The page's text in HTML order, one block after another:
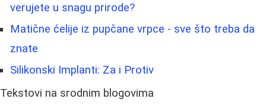
verujete u snagu prirode?
Matične ćelije iz pupčane vrpce - sve što treba da
znate
Silikonski Implanti: Za i Protiv
Tekstovi na srodnim blogovima